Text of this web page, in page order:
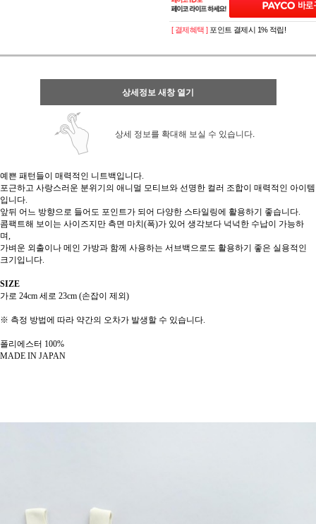
[ 결제혜택 ] 포인트 결제시 1% 적립!
상세정보 새창 열기
상세 정보를 확대해 보실 수 있습니다.
예쁜 패턴들이 매력적인 니트백입니다.
포근하고 사랑스러운 분위기의 애니멀 모티브와 선명한 컬러 조합이 매력적인 아이템
입니다.
앞뒤 어느 방향으로 들어도 포인트가 되어 다양한 스타일링에 활용하기 좋습니다.
콤팩트해 보이는 사이즈지만 측면 마치(폭)가 있어 생각보다 넉넉한 수납이 가능하
며,
가벼운 외출이나 메인 가방과 함께 사용하는 서브백으로도 활용하기 좋은 실용적인
크기입니다.
SIZE
가로 24cm 세로 23cm (손잡이 제외)
※ 측정 방법에 따라 약간의 오차가 발생할 수 있습니다.
폴리에스터 100%
MADE IN JAPAN